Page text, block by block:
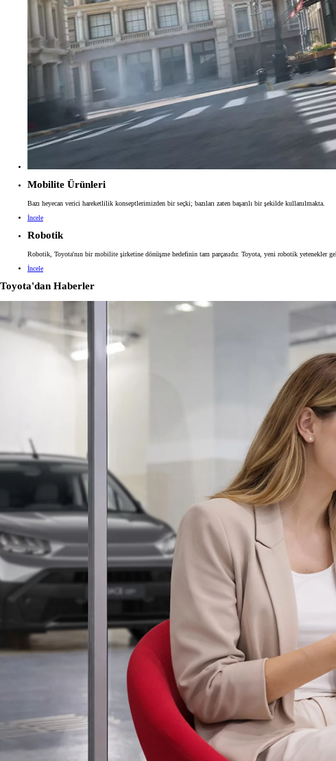
Yeni RAV4
İlk siz haberdar olun
Mobilite Ürünleri
Bazı heyecan verici hareketlilik konseptlerimizden bir seçki; bazıları zaten başarılı bir şekilde kullanılmakta.
İncele
Robotik
Robotik, Toyota'nın bir mobilite şirketine dönüşme hedefinin tam parçasıdır. Toyota, yeni robotik yetenekler
İncele
Toyota'dan Haberler